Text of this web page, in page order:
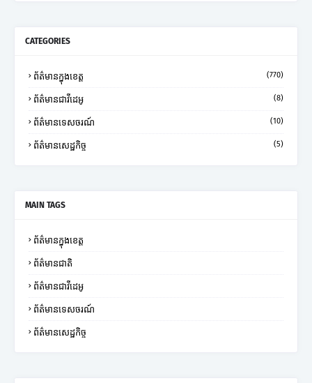
CATEGORIES
ព័ត៌មានក្នុងខេត្ត (770)
ព័ត៌មានជាវីដេអូ (8)
ព័ត៌មានទេសចរណ៍ (10)
ព័ត៌មានសេដ្ឋកិច្ច (5)
MAIN TAGS
ព័ត៌មានក្នុងខេត្ត
ព័ត៌មានជាតិ
ព័ត៌មានជាវីដេអូ
ព័ត៌មានទេសចរណ៍
ព័ត៌មានសេដ្ឋកិច្ច